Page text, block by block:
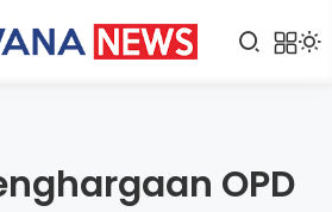
OPD